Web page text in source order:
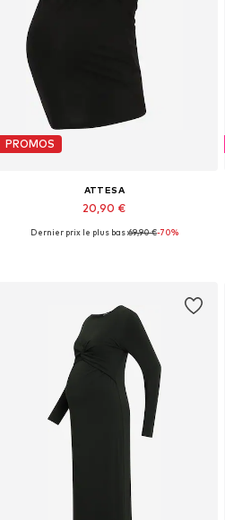
PROMOS
ATTESA
20,90 €
Tailles disponibles: M
Dernier prix le plus bas :69,90 €-70%